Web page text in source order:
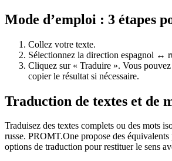
Mode d’emploi : 3 étapes
Collez votre texte.
Sélectionnez la direction espagnol ↔
Cliquez sur « Traduire ». Vous
copier le résultat si nécessaire.
Traduction de textes et de
Traduisez des textes complets ou des mots
russe. PROMT.One propose des équivalents
options de traduction pour restituer le sens